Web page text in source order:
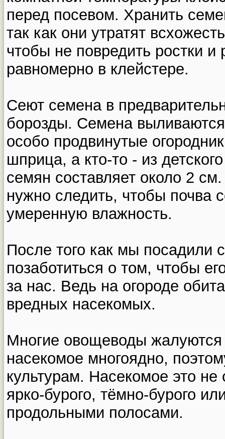
перед посевом. Хранить
так как они утратят
чтобы не повредить ростки и
равномерно в клейстере.
Сеют семена в
борозды. Семена
особо продвинутые
шприца, а кто-то - из
семян составляет около 2
нужно следить, чтобы почва
умеренную влажность.
После того как мы
позаботиться о том, чтобы
за нас. Ведь на огороде
вредных насекомых.
Многие овощеводы жалуются
насекомое многоядно,
культурам. Насекомое это
ярко-бурого, тёмно-бурого
продольными полосами.